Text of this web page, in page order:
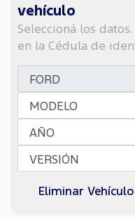
vehículo
Seleccioná los
en la Cédula de
Eliminar Vehículo